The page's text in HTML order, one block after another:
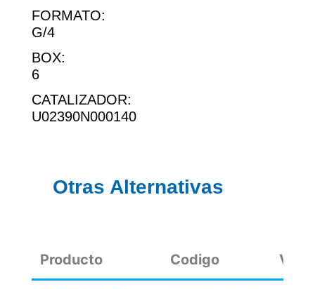
FORMATO:
G/4
BOX:
6
CATALIZADOR:
U02390N000140
Otras Alternativas
Producto Codigo